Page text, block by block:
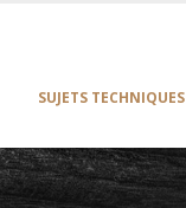
SUJETS TECHNIQUES